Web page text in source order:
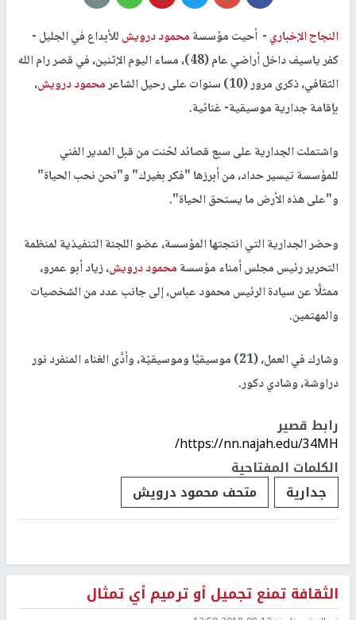
النجاح الإخباري - أحيت مؤسسةمحمود درويشللأبداع في الجليل -
كفر ياسيف داخل أراضي عام (48)، مساء اليوم الإثنين، في قصر رام الله
الثقافي، ذكرى مرور (10) سنوات على رحيل الشاعر
محمود درويش،
بإقامة جدارية موسيقية- غنائية.
واشتملت الجدارية على سبع قصائد لحّنت من قبل المدير الفني
للمؤسسة تيسير حداد، من أبرزها "فكر بغيرك" و"نحن نحب الحياة"
و"على هذه الأرض ما يستحق الحياة".
وحضر الجدارية التي انتجتها المؤسسة، عضو اللجنة التنفيذية لمنظمة
التحرير رئيس مجلس أمناء مؤسسةمحمود درويش، زياد أبو عمرو،
ممثلًّا عن سيادة الرئيس محمود عباس، إلى جانب عدد من الشخصيات
والمهتمين.
وشارك في العمل، (21) موسيقيًّا وموسيقيّة، وأدَّى الغناء المنفرد نور
دراوشة، وشادي دكور.
رابط قصير
https://nn.najah.edu/34MH/
الكلمات المفتاحية
جدارية
متحف محمود درويش
الثقافة تمنع تجميل أو ترميم أي تمثال